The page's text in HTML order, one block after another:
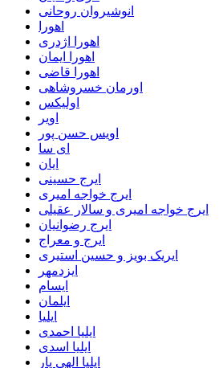
انوشیروان روحانی
اهورا
اهورا اژدری
اهورا ایمان
اهورا قاضی
اورمان خسروشاهی
اولیکس
اویر
اویس حسن پور
ای سا
ایان
ایرج حسینی
ایرج خواجه امیری
ایرج خواجه امیری و سالار عقیلی
ایرج رضوانیان
ایرج و معراج
ایریک بویز و حسین استیری
ایزدمهر
ایسام
ایلمان
ایلیا
ایلیا احمدی
ایلیا اسدی
ایلیا الهی یار